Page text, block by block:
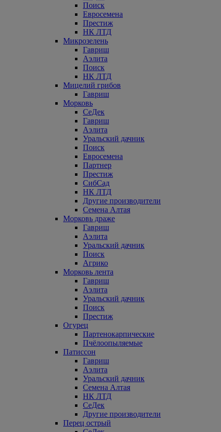
Поиск
Евросемена
Престиж
НК ЛТД
Микрозелень
Гавриш
Аэлита
Поиск
НК ЛТД
Мицелий грибов
Гавриш
Морковь
СеДек
Гавриш
Аэлита
Уральский дачник
Поиск
Евросемена
Партнер
Престиж
СибСад
НК ЛТД
Другие производители
Семена Алтая
Морковь драже
Гавриш
Аэлита
Уральский дачник
Поиск
Агрико
Морковь лента
Гавриш
Аэлита
Уральский дачник
Поиск
Престиж
Огурец
Партенокарпические
Пчёлоопыляемые
Патиссон
Гавриш
Аэлита
Уральский дачник
Семена Алтая
НК ЛТД
СеДек
Другие производители
Перец острый